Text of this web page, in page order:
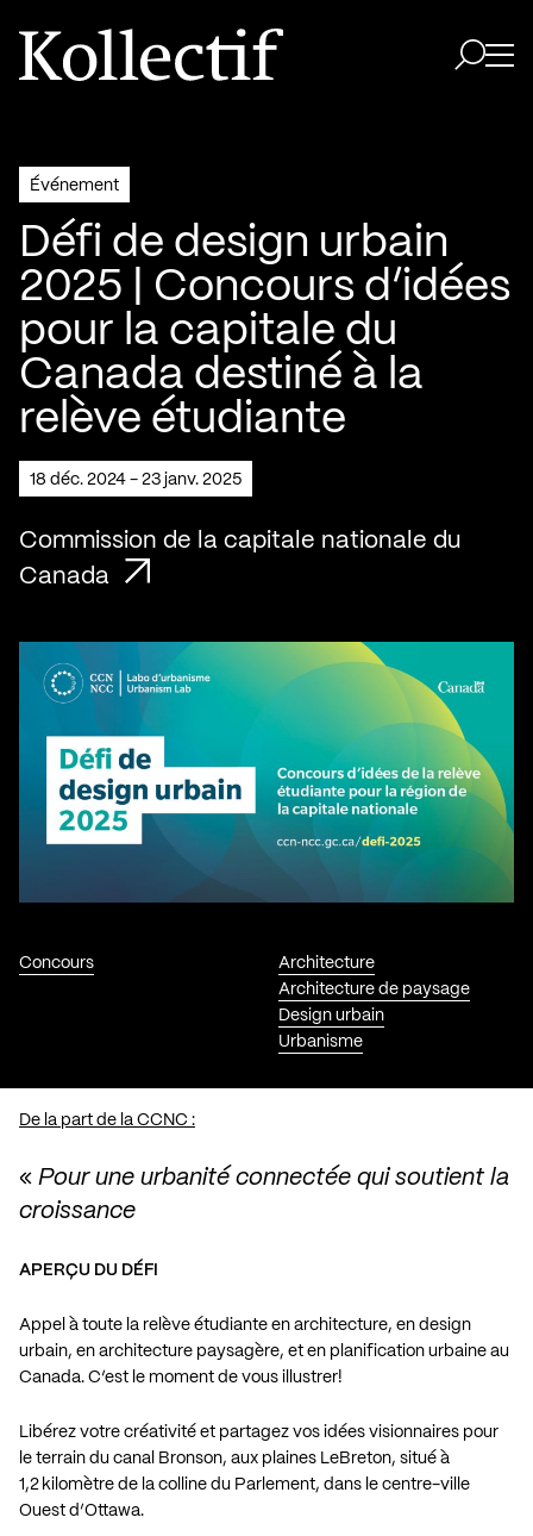
Aller à la page d'accueil
Logo Kollectif
Événement
Défi de design urbain
2025 | Concours d’idées
pour la capitale du
Canada destiné à la
relève étudiante
18 déc. 2024 - 23 janv. 2025
Commission de la capitale nationale du
Canada
Concours
Architecture
Architecture de paysage
Design urbain
Urbanisme
De la part de la CCNC :
« Pour une urbanité connectée qui soutient la
croissance
APERÇU DU DÉFI
Appel à toute la relève étudiante en architecture, en design
urbain, en architecture paysagère, et en planification urbaine au
Canada. C’est le moment de vous illustrer!
Libérez votre créativité et partagez vos idées visionnaires pour
le terrain du canal Bronson, aux plaines LeBreton, situé à
1,2 kilomètre de la colline du Parlement, dans le centre-ville
Ouest d’Ottawa.